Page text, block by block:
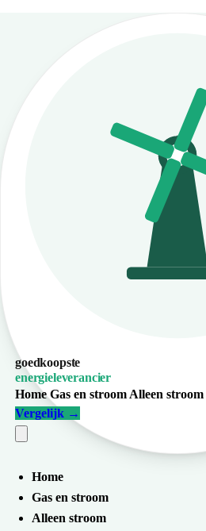
goedkoopste
energieleverancier
HomeGas en stroom Alleen stroom
Vergelijk →
Home
Gas en stroom
Alleen stroom